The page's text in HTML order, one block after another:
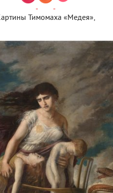
Тимомаха «Медея»,